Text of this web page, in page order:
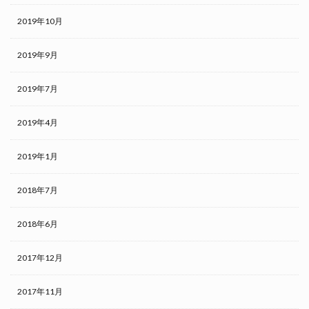
2019年10月
2019年9月
2019年7月
2019年4月
2019年1月
2018年7月
2018年6月
2017年12月
2017年11月